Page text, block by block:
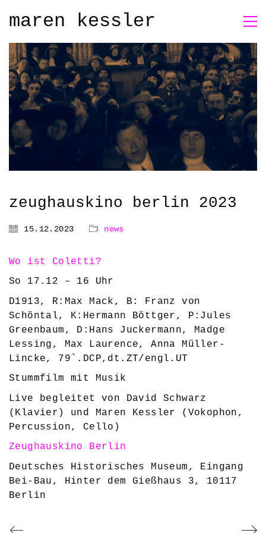
maren kessler
zeughauskino berlin 2023
15.12.2023 news
Wo ist Coletti?
So 17.12 – 16 Uhr
D1913, R:Max Mack, B: Franz von
Schöntal, K:Hermann Böttger, P:Jules
Greenbaum, D:Hans Juckermann, Madge
Lessing, Max Laurence, Anna Müller-
Lincke, 79`.DCP,dt.ZT/engl.UT
Stummfilm mit Musik
Live begleitet von David Schwarz
(Klavier) und Maren Kessler (Vokophon,
Percussion, Cello)
Zeughauskino Berlin
Deutsches Historisches Museum, Eingang
Bei-Bau, Hinter dem Gießhaus 3, 10117
Berlin